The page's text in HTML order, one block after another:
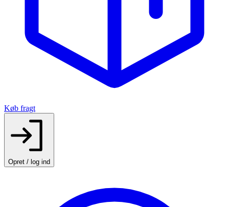
Køb fragt
Opret / log ind